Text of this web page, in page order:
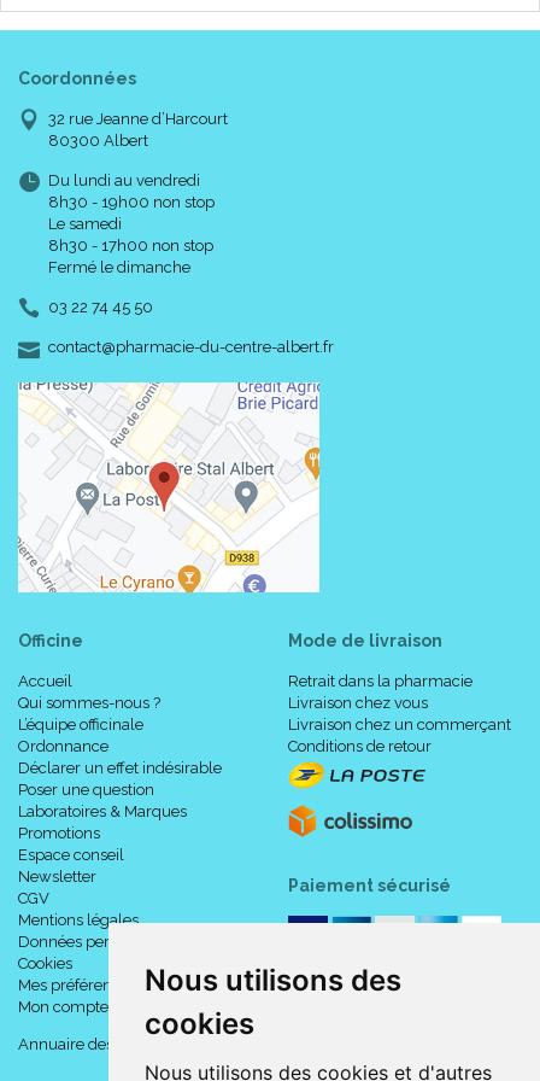
Nous utilisons des
cookies
Nous utilisons des cookies et d'autres
Coordonnées
32 rue Jeanne d’Harcourt
80300 Albert
Du lundi au vendredi
8h30 - 19h00 non stop
Le samedi
8h30 - 17h00 non stop
Fermé le dimanche
03 22 74 45 50
contact-
@-
pharmacie-du-centre-albert.fr
Officine
Accueil
Qui sommes-nous ?
L’équipe officinale
Ordonnance
Déclarer un effet indésirable
Poser une question
Laboratoires & Marques
Promotions
Espace conseil
Newsletter
CGV
Mentions légales
Données personnelles
Cookies
Mes préférences Cookies
Mon compte
Annuaire des pharmacies
Mode de livraison
Retrait dans la pharmacie
Livraison chez vous
Livraison chez un commerçant
Conditions de retour
Paiement sécurisé